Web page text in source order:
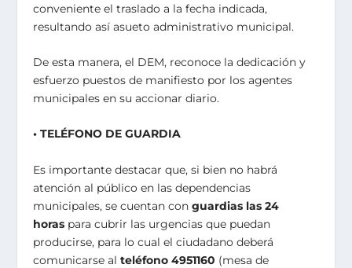
conveniente el traslado a la fecha indicada,
resultando así asueto administrativo municipal.
De esta manera, el DEM, reconoce la dedicación y
esfuerzo puestos de manifiesto por los agentes
municipales en su accionar diario.
• TELÉFONO DE GUARDIA
Es importante destacar que, si bien no habrá
atención al público en las dependencias
municipales, se cuentan conguardias las 24
horas para cubrir las urgencias que puedan
producirse, para lo cual el ciudadano deberá
comunicarse alteléfono 4951160 (mesa de